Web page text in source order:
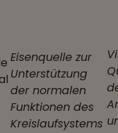
Eisenquelle zur
Unterstützung
der normalen
Funktionen des
Kreislaufsystems